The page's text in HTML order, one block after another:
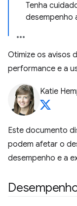
Tenha
desempenho
Otimize os avisos
performance e a
Katie
Este documento
podem afetar o
desempenho e a